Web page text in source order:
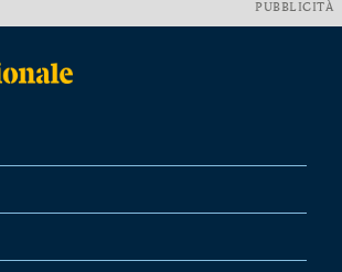
PUBBLICITÀ